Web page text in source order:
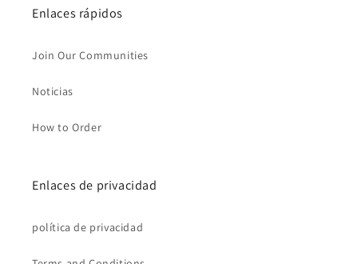
Enlaces rápidos
Join Our Communities
Noticias
How to Order
Enlaces de privacidad
política de privacidad